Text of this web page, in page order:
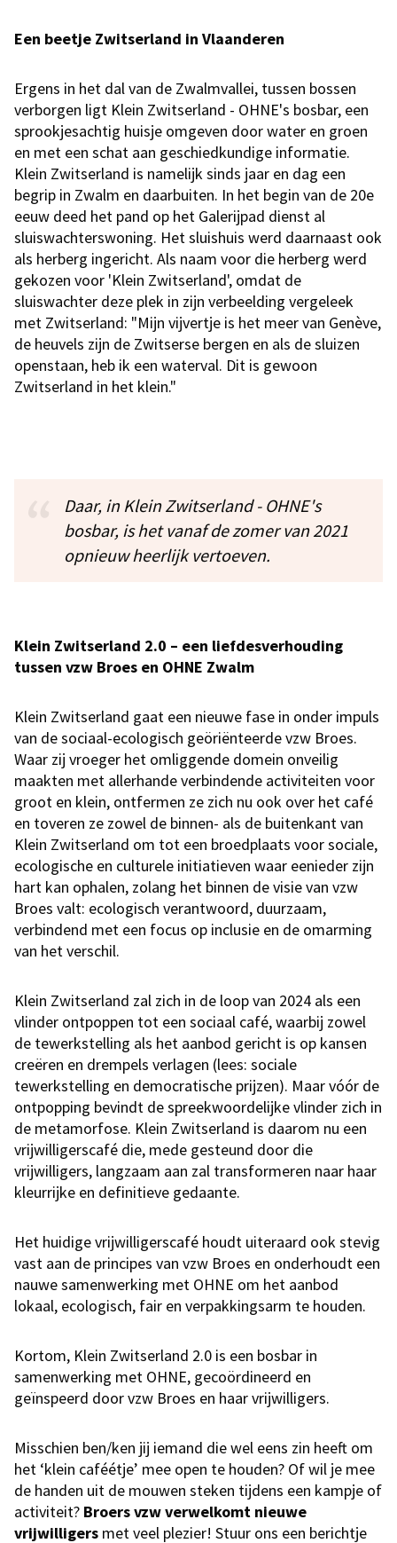
Een beetje Zwitserland in Vlaanderen
Ergens in het dal van de Zwalmvallei, tussen bossen
verborgen ligt Klein Zwitserland - OHNE's bosbar, een
sprookjesachtig huisje omgeven door water en groen
en met een schat aan geschiedkundige informatie.
Klein Zwitserland is namelijk sinds jaar en dag een
begrip in Zwalm en daarbuiten. In het begin van de 20e
eeuw deed het pand op het Galerijpad dienst al
sluiswachterswoning. Het sluishuis werd daarnaast ook
als herberg ingericht. Als naam voor die herberg werd
gekozen voor 'Klein Zwitserland', omdat de
sluiswachter deze plek in zijn verbeelding vergeleek
met Zwitserland: "Mijn vijvertje is het meer van Genève,
de heuvels zijn de Zwitserse bergen en als de sluizen
openstaan, heb ik een waterval. Dit is gewoon
Zwitserland in het klein."
Daar, in Klein Zwitserland - OHNE's
bosbar, is het vanaf de zomer van 2021
opnieuw heerlijk vertoeven.
Klein Zwitserland 2.0 – een liefdesverhouding
tussen vzw Broes en OHNE Zwalm
Klein Zwitserland gaat een nieuwe fase in onder impuls
van de sociaal-ecologisch geöriënteerde vzw Broes.
Waar zij vroeger het omliggende domein onveilig
maakten met allerhande verbindende activiteiten voor
groot en klein, ontfermen ze zich nu ook over het café
en toveren ze zowel de binnen- als de buitenkant van
Klein Zwitserland om tot een broedplaats voor sociale,
ecologische en culturele initiatieven waar eenieder zijn
hart kan ophalen, zolang het binnen de visie van vzw
Broes valt: ecologisch verantwoord, duurzaam,
verbindend met een focus op inclusie en de omarming
van het verschil.
Klein Zwitserland zal zich in de loop van 2024 als een
vlinder ontpoppen tot een sociaal café, waarbij zowel
de tewerkstelling als het aanbod gericht is op kansen
creëren en drempels verlagen (lees: sociale
tewerkstelling en democratische prijzen). Maar vóór de
ontpopping bevindt de spreekwoordelijke vlinder zich in
de metamorfose. Klein Zwitserland is daarom nu een
vrijwilligerscafé die, mede gesteund door die
vrijwilligers, langzaam aan zal transformeren naar haar
kleurrijke en definitieve gedaante.
Het huidige vrijwilligerscafé houdt uiteraard ook stevig
vast aan de principes van vzw Broes en onderhoudt een
nauwe samenwerking met OHNE om het aanbod
lokaal, ecologisch, fair en verpakkingsarm te houden.
Kortom, Klein Zwitserland 2.0 is een bosbar in
samenwerking met OHNE, gecoördineerd en
geïnspeerd door vzw Broes en haar vrijwilligers.
Misschien ben/ken jij iemand die wel eens zin heeft om
het ‘klein caféétje’ mee open te houden? Of wil je mee
de handen uit de mouwen steken tijdens een kampje of
activiteit? Broers vzw verwelkomt nieuwe
vrijwilligers met veel plezier! Stuur ons een berichtje